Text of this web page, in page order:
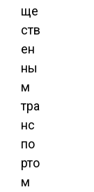
ще
ств
ен
ны
м
тра
нс
по
рто
м